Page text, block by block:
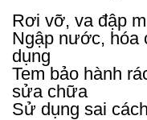
Rơi vỡ, va đập
Ngập nước, hóa
dụng
Tem bảo hành
sửa chữa
Sử dụng sai